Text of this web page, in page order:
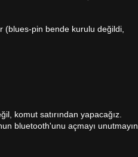
pin bende kurulu değildi,
komut satırından yapacağız.
bluetooth'unu açmayı unutmayın.